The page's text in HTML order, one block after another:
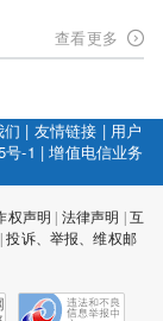
查看更多
们 | 友情链接 | 用户
号-1 |增值电信业务
权声明 法律声明
互
投诉、举报、维权邮